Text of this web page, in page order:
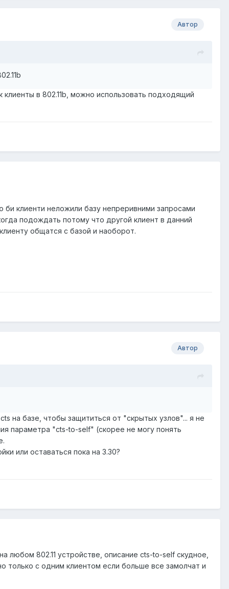
Автор
в 802.11b, можно использовать подходящий
клиенти неложили базу непреривними запросами
подождать потому что другой клиент в данний
общатся с базой и наоборот.
Автор
на базе, чтобы защититься от "скрытых узлов"... я не
параметра "cts-to-self" (скорее не могу понять
или оставаться пока на 3.30?
любом 802.11 устройстве, описание cts-to-self скудное,
только с одним клиентом если больше все замолчат и